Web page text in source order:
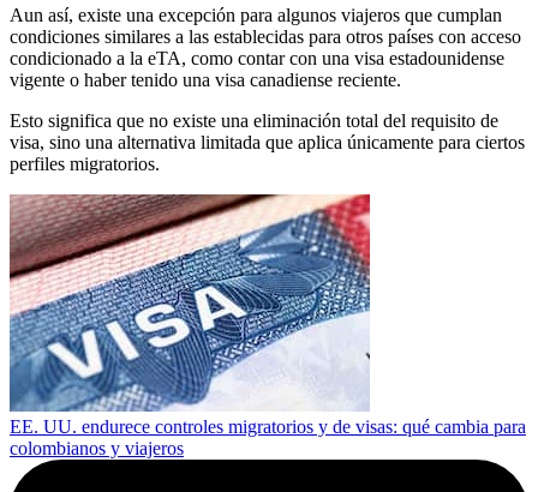
Aun así, existe una excepción para algunos viajeros que cumplan
condiciones similares a las establecidas para otros países con acceso
condicionado a la eTA, como contar con una visa estadounidense
vigente o haber tenido una visa canadiense reciente.
Esto significa que no existe una eliminación total del requisito de
visa, sino una alternativa limitada que aplica únicamente para ciertos
perfiles migratorios.
EE. UU. endurece controles migratorios y de visas: qué cambia para
colombianos y viajeros